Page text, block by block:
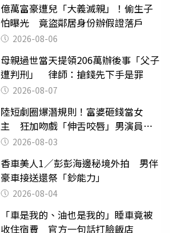
億萬富豪遭兒「大義滅親」！偷生子
怕曝光 竟盜鄰居身份辦假證落戶
2026-08-06
母親過世當天提領206萬辦後事「父子
遭判刑」 律師：搶錢先下手是罪
2026-08-07
陸短劇圈爆潛規則！富婆砸錢當女
主 狂加吻戲「伸舌咬唇」男演員崩
潰 2026-08-03
香車美人1／彭彭海邊秘境外拍 男伴
豪車接送還祭「鈔能力」
2026-08-04
「車是我的、油也是我的」睡車竟被
收住宿費 官方一句話打臉飯店